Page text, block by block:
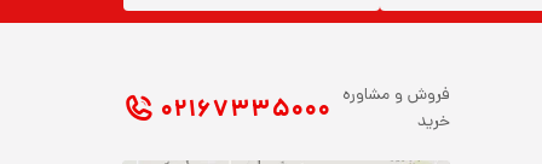
فروش و مشاوره
خرید
۰۲۱ ۶۷۳۳۵۰۰۰